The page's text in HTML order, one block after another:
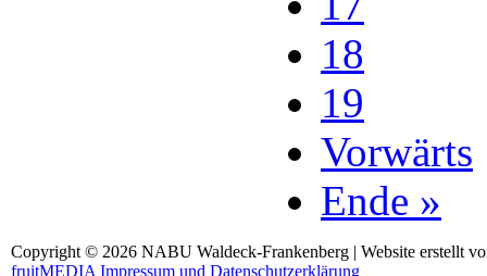
18
19
Vorwärts
Ende »
Copyright © 2026 NABU Waldeck-Frankenberg | Website erstellt
fruitMEDIA Impressum und Datenschutzerklärung